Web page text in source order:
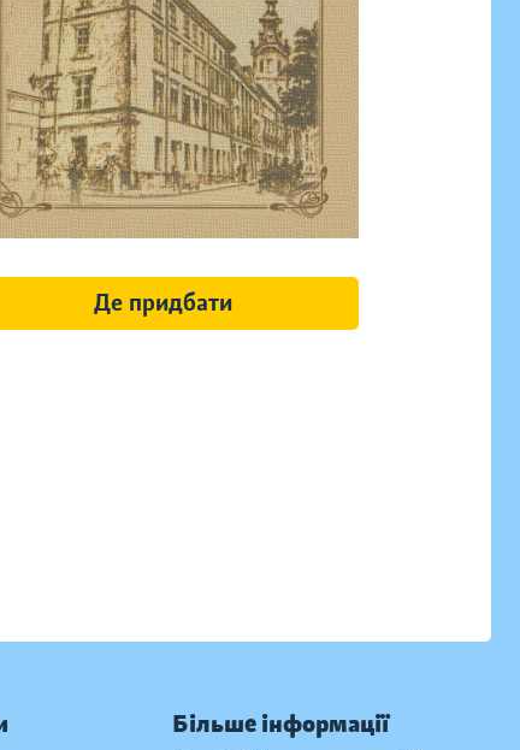
Де придбати
Більше інформації